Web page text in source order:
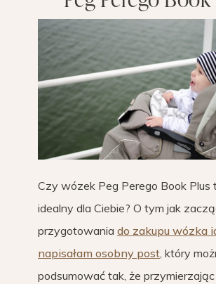
Czy wózek Peg Perego Book Plus
idealny dla Ciebie? O tym jak
przygotowania do zakupu wózka
napisałam osobny post, który
podsumować tak, że przymierzając